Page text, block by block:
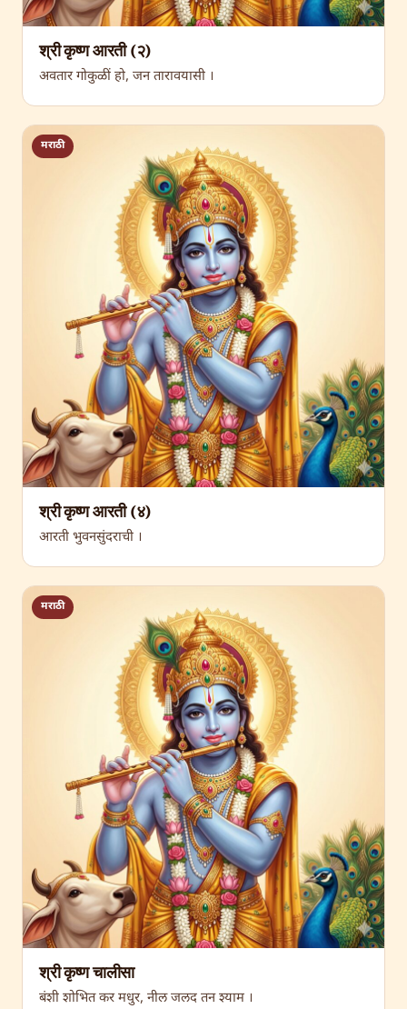
श्री कृष्ण आरती (२)
अवतार गोकुळीं हो, जन तारावयासी ।
मराठी
श्री कृष्ण आरती (४)
आरती भुवनसुंदराची ।
मराठी
श्री कृष्ण चालीसा
बंशी शोभित कर मधुर, नील जलद तन श्याम ।